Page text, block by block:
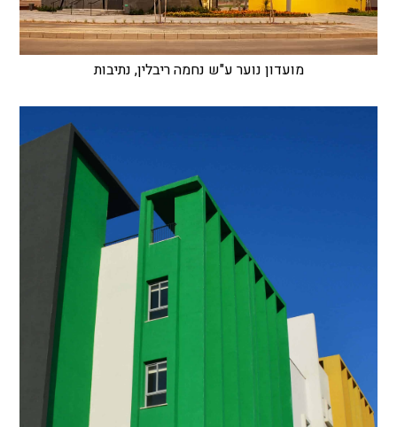
מועדון נוער ע"ש נחמה ריבלין, נתיבות